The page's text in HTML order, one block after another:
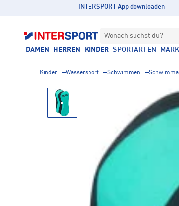
INTERSPORT App downloaden
Wonach suchst du?
DAMEN HERREN KINDER SPORTARTEN
Kinder Wassersport Schwimmen